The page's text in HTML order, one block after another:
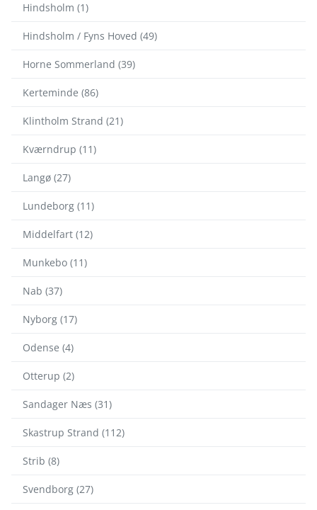
Hindsholm (1)
Hindsholm / Fyns Hoved (49)
Horne Sommerland (39)
Kerteminde (86)
Klintholm Strand (21)
Kværndrup (11)
Langø (27)
Lundeborg (11)
Middelfart (12)
Munkebo (11)
Nab (37)
Nyborg (17)
Odense (4)
Otterup (2)
Sandager Næs (31)
Skastrup Strand (112)
Strib (8)
Svendborg (27)